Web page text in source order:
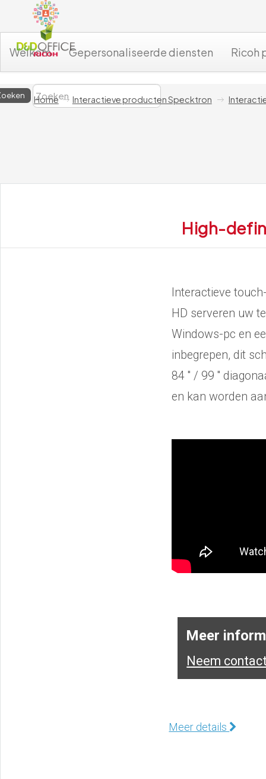
Welkom Gepersonaliseerde diensten Ricoh
Home Interactieve producten Specktron
High-
Interactieve
HD serveren uw
Windows-pc en
inbegrepen, dit
84 '' / 99 ''
en kan worden
Meer
Neem
Meer details